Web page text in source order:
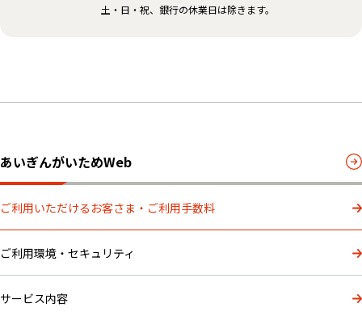
土・日・祝、銀行の休業日は除きます。
あいぎんがいためWeb
ご利用いただけるお客さま・ご利用手数料
ご利用環境・セキュリティ
サービス内容